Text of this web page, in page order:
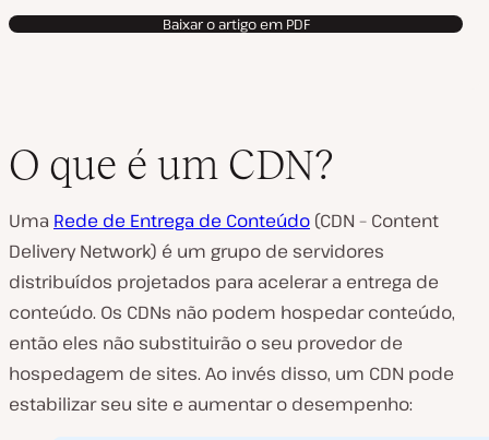
Baixar o artigo em PDF
O que é um CDN?
Uma Rede de Entrega de Conteúdo (CDN – Content
Delivery Network) é um grupo de servidores
distribuídos projetados para acelerar a entrega de
conteúdo. Os CDNs não podem hospedar conteúdo,
então eles não substituirão o seu provedor de
hospedagem de sites. Ao invés disso, um CDN pode
estabilizar seu site e aumentar o desempenho: